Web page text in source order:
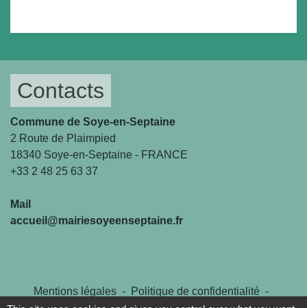
Contacts
Commune de Soye-en-Septaine
2 Route de Plaimpied
18340 Soye-en-Septaine - FRANCE
+33 2 48 25 63 37
Mail
accueil@mairiesoyeenseptaine.fr
Mentions légales - Politique de confidentialité -